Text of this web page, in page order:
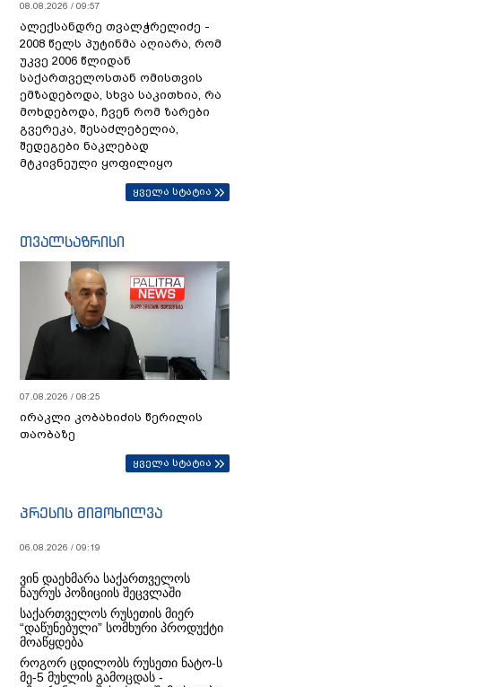
08.08.2026 / 09:57
ალექსანდრე თვალჭრელიძე -
2008 წელს პუტინმა აღიარა, რომ
უკვე 2006 წლიდან
საქართველოსთან ომისთვის
ემზადებოდა, სხვა საკითხია, რა
მოხდებოდა, ჩვენ რომ ზარები
გვერეკა, შესაძლებელია,
შედეგები ნაკლებად
მტკივნეული ყოფილიყო
ყველა სტატია
თვალსაზრისი
07.08.2026 / 08:25
ირაკლი კობახიძის წერილის
თაობაზე
ყველა სტატია
პრესის მიმოხილვა
06.08.2026 / 09:19
ვინ დაეხმარა საქართველოს
ნაურუს პოზიციის შეცვლაში
საქართველოს რუსეთის მიერ
“დაწუნებული” სომხური პროდუქტი
მოაწყდება
როგორ ცდილობს რუსეთი ნატო-ს
მე-5 მუხლის გამოცდას -